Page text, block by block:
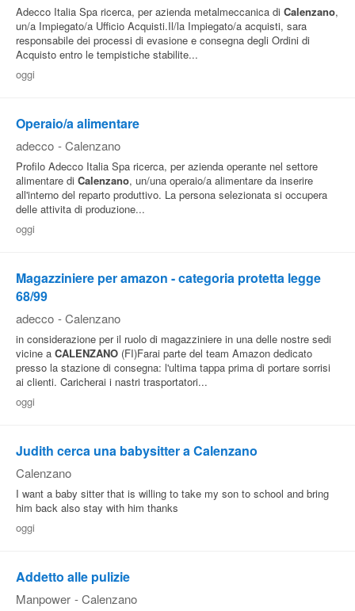
Adecco Italia Spa ricerca, per azienda metalmeccanica di Calenzano,
un/a Impiegato/a Ufficio Acquisti.Il/la Impiegato/a acquisti, sara
responsabile dei processi di evasione e consegna degli Ordini di
Acquisto entro le tempistiche stabilite...
oggi
Operaio/a alimentare
adecco - Calenzano
Profilo Adecco Italia Spa ricerca, per azienda operante nel settore
alimentare di Calenzano, un/una operaio/a alimentare da inserire
all'interno del reparto produttivo. La persona selezionata si occupera
delle attivita di produzione...
oggi
Magazziniere per amazon - categoria protetta legge
68/99
adecco - Calenzano
in considerazione per il ruolo di magazziniere in una delle nostre sedi
vicine a CALENZANO (FI)Farai parte del team Amazon dedicato
presso la stazione di consegna: l'ultima tappa prima di portare sorrisi
ai clienti. Caricherai i nastri trasportatori...
oggi
Judith cerca una babysitter a Calenzano
Calenzano
I want a baby sitter that is willing to take my son to school and bring
him back also stay with him thanks
oggi
Addetto alle pulizie
Manpower - Calenzano